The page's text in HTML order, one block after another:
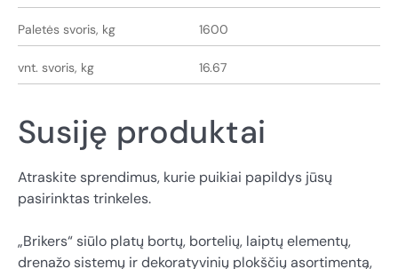
Paletės svoris, kg 1600
vnt. svoris, kg 16.67
Susiję produktai
Atraskite sprendimus, kurie puikiai papildys jūsų
pasirinktas trinkeles.
„Brikers“ siūlo platų bortų, bortelių, laiptų elementų,
drenažo sistemų ir dekoratyvinių plokščių asortimentą,